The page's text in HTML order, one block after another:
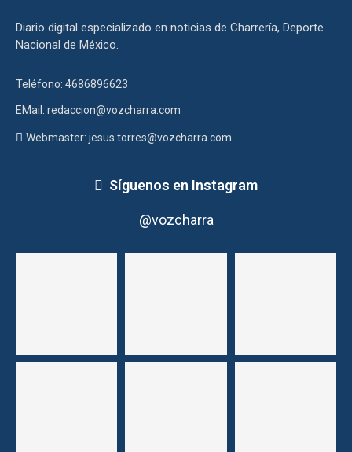
Diario digital especializado en noticias de Charrería, Deporte
Nacional de México.
Teléfono: 4686896623
EMail: redaccion@vozcharra.com
Webmaster: jesus.torres@vozcharra.com
Síguenos en Instagram
@vozcharra